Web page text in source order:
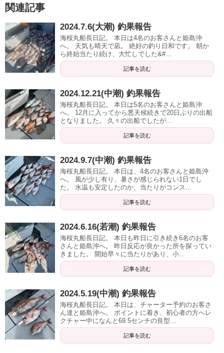
関連記事
2024.7.6(大潮) 釣果報告
海桜丸船長日記。 本日は4名のお客さんと姫島沖
へ。 天気も晴天で凪。 絶好の釣り日和です。 朝か
ら終始当たり続け、大忙しでした&#...
記事を読む
2024.12.21(中潮) 釣果報告
海桜丸船長日記。 本日は5名のお客さんと姫島沖
へ。 12月に入ってから悪天候続きで20日ぶりの出船
となりました。 久々の出船でしたが...
記事を読む
2024.9.7(中潮) 釣果報告
海桜丸船長日記。 本日は、4名のお客さんと姫島沖
へ。 風が少し有り、暑さが感じられない1日でし
た。 水温も安定したのか、当たりがコンス...
記事を読む
2024.6.16(若潮) 釣果報告
海桜丸船長日記。 本日も昨日に引き続き6名のお客
さんと姫島沖へ。 昨日反応が良かった所を探ってい
きました。 開始早々に当たりがあり、小...
記事を読む
2024.5.19(中潮) 釣果報告
海桜丸船長日記。 本日は、チャーター予約のお客さ
ん達と姫島沖へ。 ポイントに着き、初心者の方へレ
クチャー中になんと69.5センチの良型...
記事を読む